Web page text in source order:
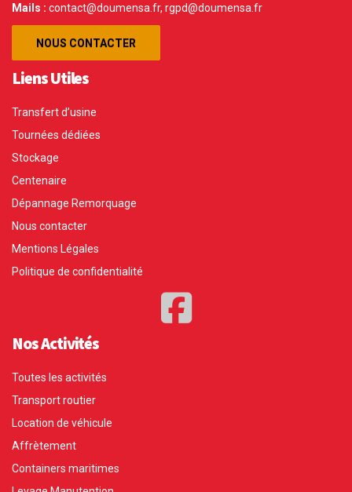
Mails : contact@doumensa.fr, rgpd@doumensa.fr
NOUS CONTACTER
Liens Utiles
Transfert d’usine
Tournées dédiées
Stockage
Centenaire
Dépannage Remorquage
Nous contacter
Mentions Légales
Politique de confidentialité
Nos Activités
Toutes les activités
Transport routier
Location de véhicule
Affrètement
Containers maritimes